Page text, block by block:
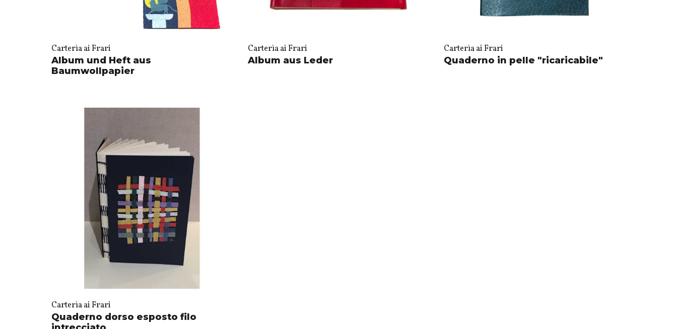
Carterìa ai Frari
Album und Heft aus
Baumwollpapier
Carterìa ai Frari
Album aus Leder
Carterìa ai Frari
Quaderno in pelle "ricaricabile"
Carterìa ai Frari
Quaderno dorso esposto filo